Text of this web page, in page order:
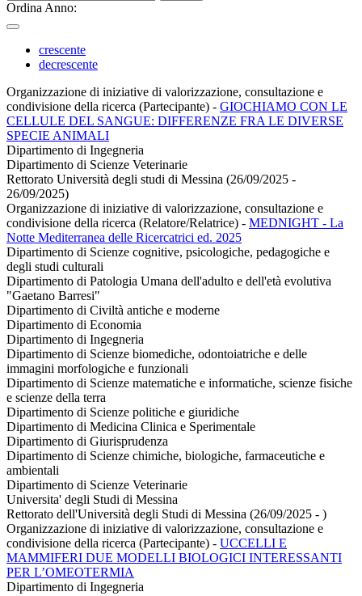
Ordina Anno:
crescente
decrescente
Organizzazione di iniziative di valorizzazione, consultazione e
condivisione della ricerca (Partecipante) - GIOCHIAMO CON LE
CELLULE DEL SANGUE: DIFFERENZE FRA LE DIVERSE
SPECIE ANIMALI
Dipartimento di Ingegneria
Dipartimento di Scienze Veterinarie
Rettorato Università degli studi di Messina (26/09/2025 -
26/09/2025)
Organizzazione di iniziative di valorizzazione, consultazione e
condivisione della ricerca (Relatore/Relatrice) - MEDNIGHT - La
Notte Mediterranea delle Ricercatrici ed. 2025
Dipartimento di Scienze cognitive, psicologiche, pedagogiche e
degli studi culturali
Dipartimento di Patologia Umana dell'adulto e dell'età evolutiva
"Gaetano Barresi"
Dipartimento di Civiltà antiche e moderne
Dipartimento di Economia
Dipartimento di Ingegneria
Dipartimento di Scienze biomediche, odontoiatriche e delle
immagini morfologiche e funzionali
Dipartimento di Scienze matematiche e informatiche, scienze fisiche
e scienze della terra
Dipartimento di Scienze politiche e giuridiche
Dipartimento di Medicina Clinica e Sperimentale
Dipartimento di Giurisprudenza
Dipartimento di Scienze chimiche, biologiche, farmaceutiche e
ambientali
Dipartimento di Scienze Veterinarie
Universita' degli Studi di Messina
Rettorato dell'Università degli Studi di Messina (26/09/2025 - )
Organizzazione di iniziative di valorizzazione, consultazione e
condivisione della ricerca (Partecipante) - UCCELLI E
MAMMIFERI DUE MODELLI BIOLOGICI INTERESSANTI
PER L’OMEOTERMIA
Dipartimento di Ingegneria